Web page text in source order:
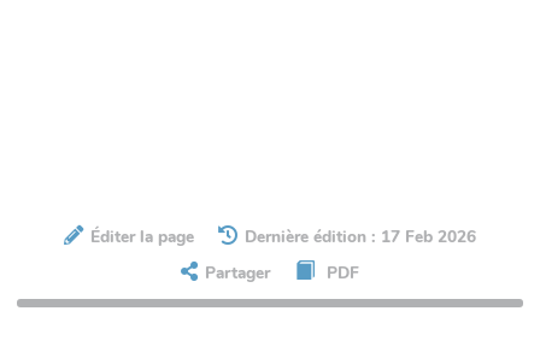
Éditer la page
Dernière édition : 17 Feb 2026
Partager
PDF